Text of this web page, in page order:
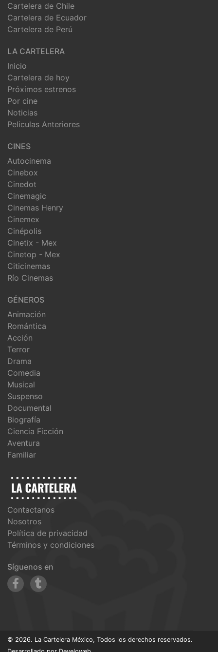
Cartelera de Chile
Cartelera de Ecuador
Cartelera de Perú
LA CARTELERA
Inicio
Cartelera de hoy
Próximos estrenos
Por cine
Noticias
Peliculas Anteriores
CINES
Autocinema
Cinebox
Cinedot
Cinemagic
Cinemas Henry
Cinemex
Cinépolis
Cinetix - Mex
Cinetop - Mex
Citicinemas
Río Cinemas
GÉNEROS
Animación
Romántica
Acción
Terror
Drama
Comedia
Musical
Suspenso
Documental
Biografía
Ciencia Ficción
Aventura
Familiar
Contactanos
Nosotros
Política de privacidad
Términos y condiciones
Síguenos en
© 2026. La Cartelera México, Todos los derechos reservados.